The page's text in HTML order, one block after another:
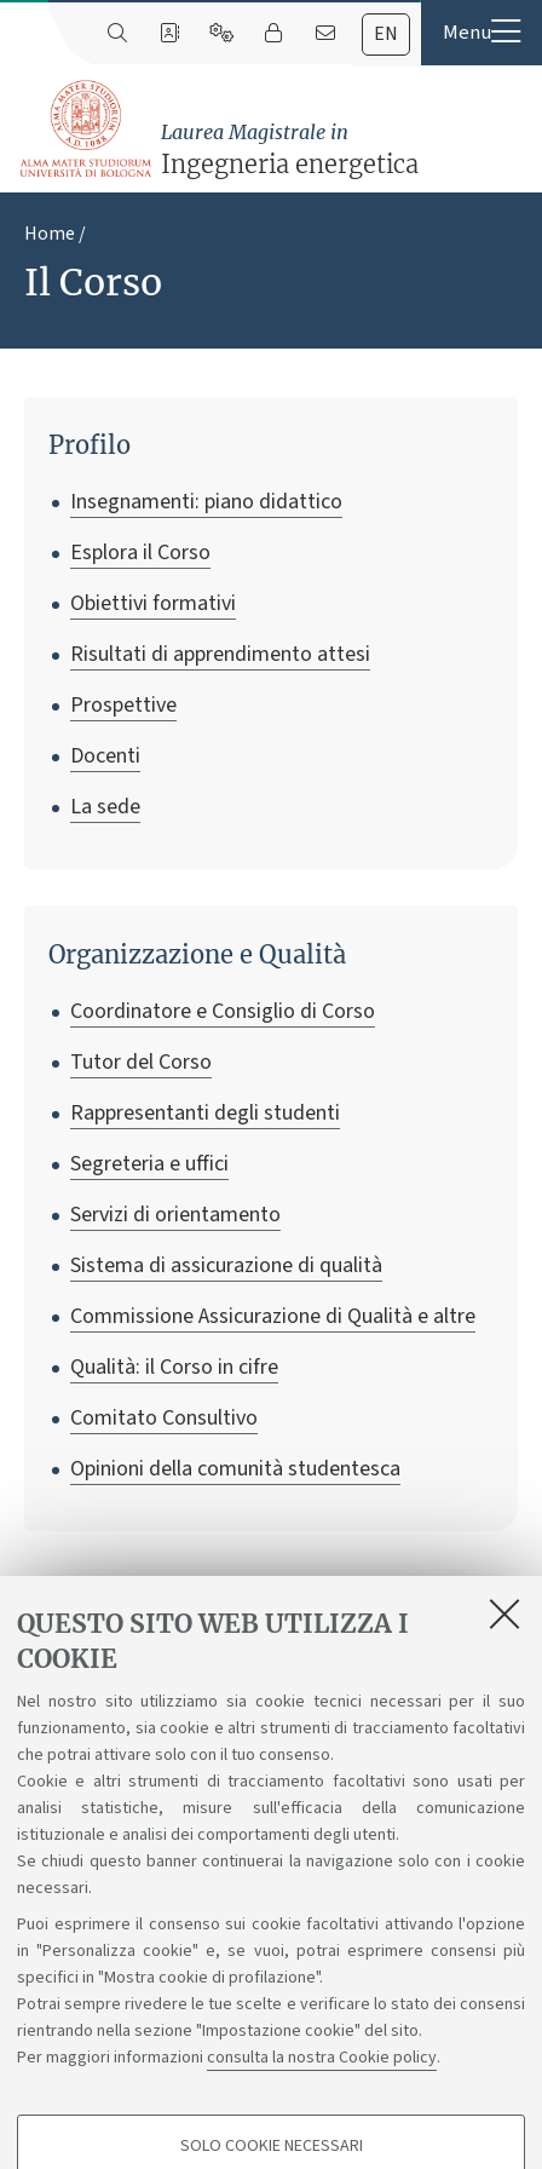
QUESTO SITO WEB UTILIZZA I
COOKIE
Nel nostro sito utilizziamo sia cookie tecnici necessari per il suo
funzionamento, sia cookie e altri strumenti di tracciamento facoltativi
che potrai attivare solo con il tuo consenso.
Cookie e altri strumenti di tracciamento facoltativi sono usati per
analisi statistiche, misure sull'efficacia della comunicazione
istituzionale e analisi dei comportamenti degli utenti.
Se chiudi questo banner continuerai la navigazione solo con i cookie
necessari.
Puoi esprimere il consenso sui cookie facoltativi attivando l'opzione
in "Personalizza cookie" e, se vuoi, potrai esprimere consensi più
specifici in "Mostra cookie di profilazione".
Potrai sempre rivedere le tue scelte e verificare lo stato dei consensi
rientrando nella sezione "Impostazione cookie" del sito.
Per maggiori informazioni consulta la nostra Cookie policy.
SOLO COOKIE NECESSARI
EN
Laurea Magistrale in
Ingegneria energetica
Home
Il Corso
Profilo
Insegnamenti: piano didattico
Esplora il Corso
Obiettivi formativi
Risultati di apprendimento attesi
Prospettive
Docenti
La sede
Organizzazione e Qualità
Coordinatore e Consiglio di Corso
Tutor del Corso
Rappresentanti degli studenti
Segreteria e uffici
Servizi di orientamento
Sistema di assicurazione di qualità
Commissione Assicurazione di Qualità e altre
Qualità: il Corso in cifre
Comitato Consultivo
Opinioni della comunità studentesca
Regolamenti
Regolamento Studenti d'Ateneo
Regolamento Didattico di Corso di Studio A.A.
2026-27
Sosteniamo il diritto alla conoscenza
Seguici su: